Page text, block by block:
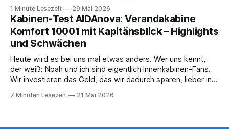
werden, um das Bordguthaben zu erhalten. Bereits vor
einiger Zeit wurde zudem die Möglichkeit gestrichen, das
Bordguthaben per
1 Minute Lesezeit 29 Mai 2026
Kabinen-Test AIDAnova: Verandakabine
Komfort 10001 mit Kapitänsblick – Highlights
und Schwächen
Heute wird es bei uns mal etwas anders. Wer uns kennt,
der weiß: Noah und ich sind eigentlich Innenkabinen-Fans.
Wir investieren das Geld, das wir dadurch sparen, lieber in
Cocktail an der Bar. Auch auf einer unserer letzten Reisen
7 Minuten Lesezeit 21 Mai 2026